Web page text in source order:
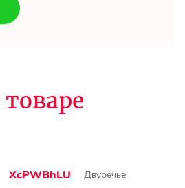
товаре
XcPWBhLU
Двуречье